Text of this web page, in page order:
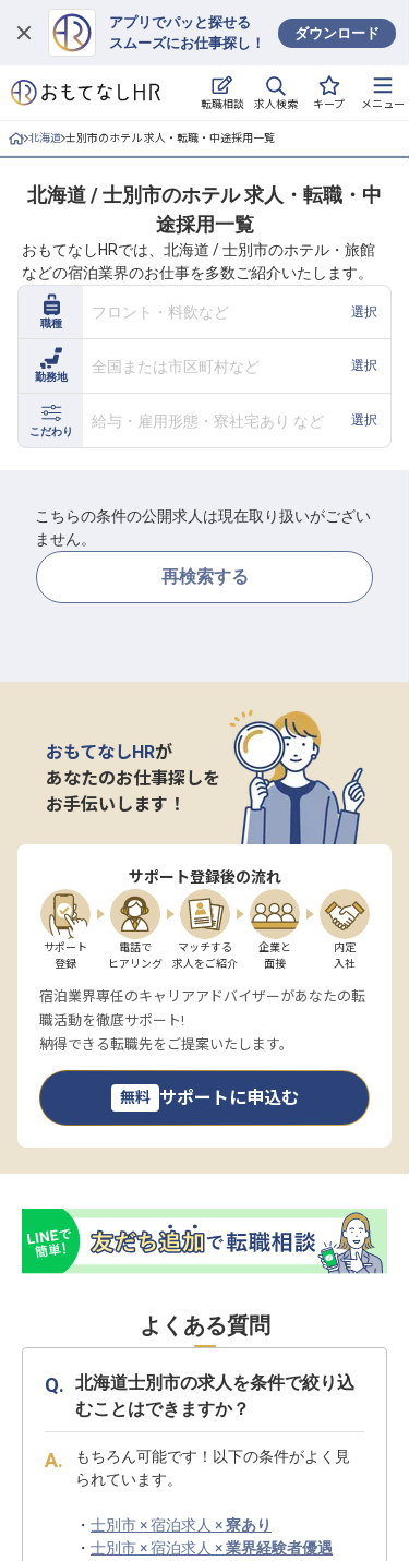
アプリでパッと探せる
スムーズにお仕事探し！
ダウンロード
転職相談 求人検索 キープ メニュー
ログイン
求人・施設を探す
就職・転職 合同説明会
おもてなしHRについて
ご利用の流れ
よくある質問
ホテル・宿泊業界情報コラム
無料 転職サポートに申し込む
採用をお考えの企業様へ
北海道 士別市のホテル 求人・転職・中途採用一覧
北海道 / 士別市のホテル 求人・転職・中
途採用一覧
おもてなしHRでは、北海道 / 士別市のホテル・旅館
などの宿泊業界のお仕事を多数ご紹介いたします。
職種
フロント・料飲など 選択
勤務地
全国または市区町村など 選択
こだわり
給与・雇用形態・寮社宅あり など 選択
こちらの条件の公開求人は現在取り扱いがござい
ません。
再検索する
おもてなしHRが
あなたのお仕事探しを
お手伝いします！
サポート登録後の流れ
サポート
登録
電話で
ヒアリング
マッチする
求人をご紹介
企業と
面接
内定
入社
宿泊業界専任のキャリアアドバイザーがあなたの転
職活動を徹底サポート!
納得できる転職先をご提案いたします。
無料 サポートに申込む
よくある質問
北海道士別市の求人を条件で絞り込
むことはできますか？
もちろん可能です！以下の条件がよく見
られています。
・ 士別市 × 宿泊求人 ×寮あり
・ 士別市 × 宿泊求人 ×業界経験者優遇